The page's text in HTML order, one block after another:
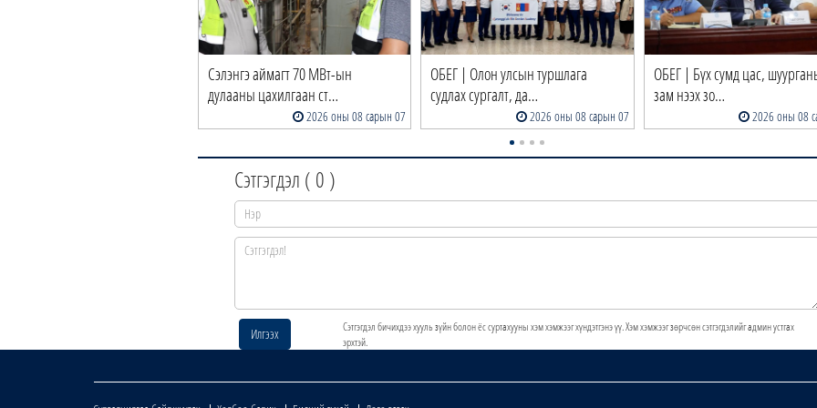
Сэлэнгэ аймагт 70 МВт-ын
дулааны цахилгаан ст…
2026 оны 08 сарын 07
ОБЕГ | Олон улсын туршлага
судлах сургалт, да…
2026 оны 08 сарын 07
ОБЕГ | Бүх сумд цас,
зам нээх зо…
2026 оны 08
Сэтгэгдэл ( 0 )
Илгээх
Сэтгэгдэл бичихдээ хууль зүйн болон ёс суртахууны хэм хэмжээг хүндэтгэнэ үү. Хэм хэмжээг зөрчсөн сэтгэгдэлийг админ устгах
эрхтэй.